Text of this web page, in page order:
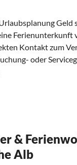
Geld
Ferienunterkunft
Kontakt zum
oder
&
Alb